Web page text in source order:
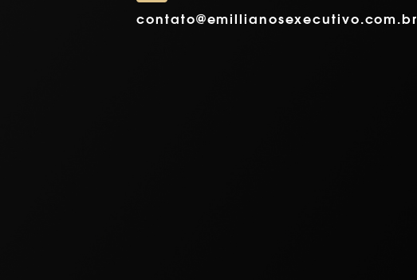
contato@emillianosexecutivo.com.br